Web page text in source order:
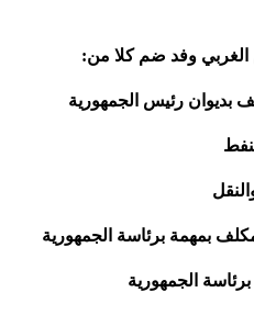
وفد ضم كلا من:
بديوان رئيس الجمهورية
بمهمة برئاسة الجمهورية
الجمهورية